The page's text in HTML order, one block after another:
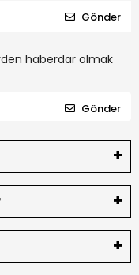
Gönder
haberdar olmak
Gönder